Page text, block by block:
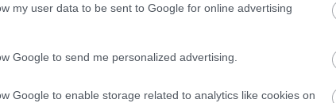
my user data to be sent to Google for online advertising
Google to send me personalized advertising.
Google to enable storage related to analytics like cookies on
Facebook